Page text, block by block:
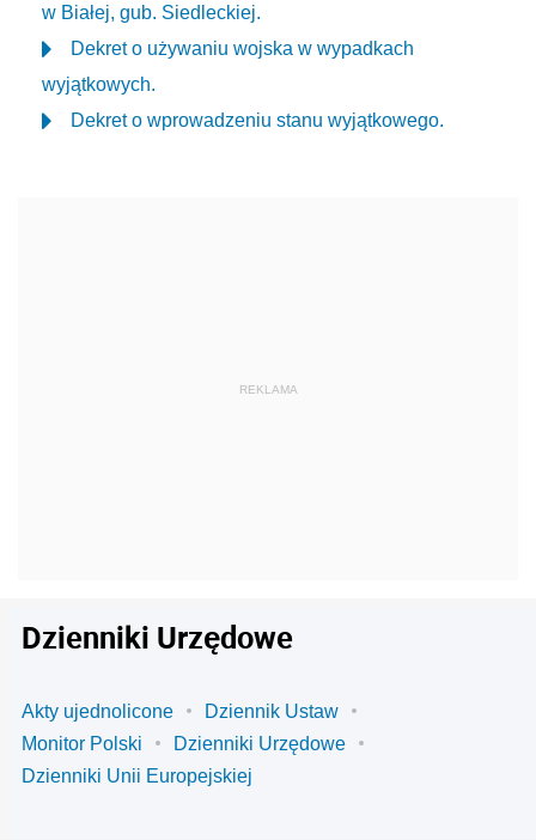
w Białej, gub. Siedleckiej.
Dekret o używaniu wojska w wypadkach
wyjątkowych.
Dekret o wprowadzeniu stanu wyjątkowego.
Dzienniki Urzędowe
Akty ujednolicone
Dziennik Ustaw
Monitor Polski
Dzienniki Urzędowe
Dzienniki Unii Europejskiej